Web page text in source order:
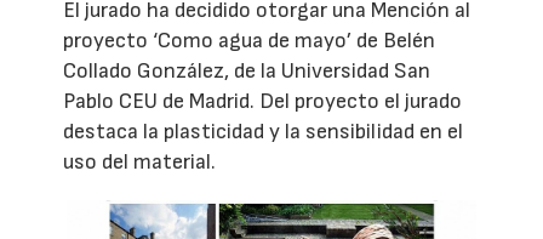
El jurado ha decidido otorgar una Mención al
proyecto ‘Como agua de mayo’ de Belén
Collado González, de la Universidad San
Pablo CEU de Madrid. Del proyecto el jurado
destaca la plasticidad y la sensibilidad en el
uso del material.